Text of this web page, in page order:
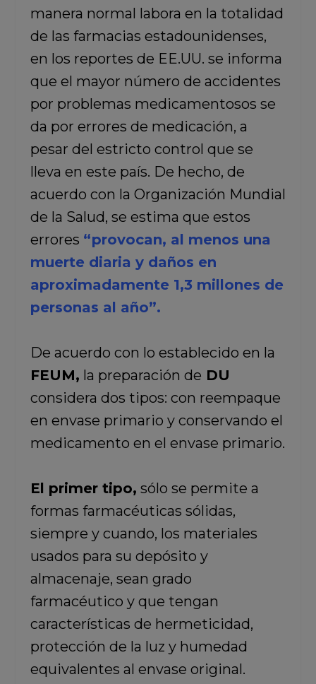
manera normal labora en la totalidad
de las farmacias estadounidenses,
en los reportes de EE.UU. se informa
que el mayor número de accidentes
por problemas medicamentosos se
da por errores de medicación, a
pesar del estricto control que se
lleva en este país. De hecho, de
acuerdo con la Organización Mundial
de la Salud, se estima que estos
errores “provocan, al menos una
muerte diaria y daños en
aproximadamente 1,3 millones de
personas al año”.
De acuerdo con lo establecido en la
FEUM, la preparación de DU
considera dos tipos: con reempaque
en envase primario y conservando el
medicamento en el envase primario.
El primer tipo, sólo se permite a
formas farmacéuticas sólidas,
siempre y cuando, los materiales
usados para su depósito y
almacenaje, sean grado
farmacéutico y que tengan
características de hermeticidad,
protección de la luz y humedad
equivalentes al envase original.